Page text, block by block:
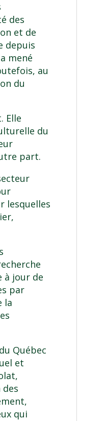
des
et de
depuis
mené
au
du
Elle
du
part.
lesquelles
à jour de
par
la
Québec
et
qui